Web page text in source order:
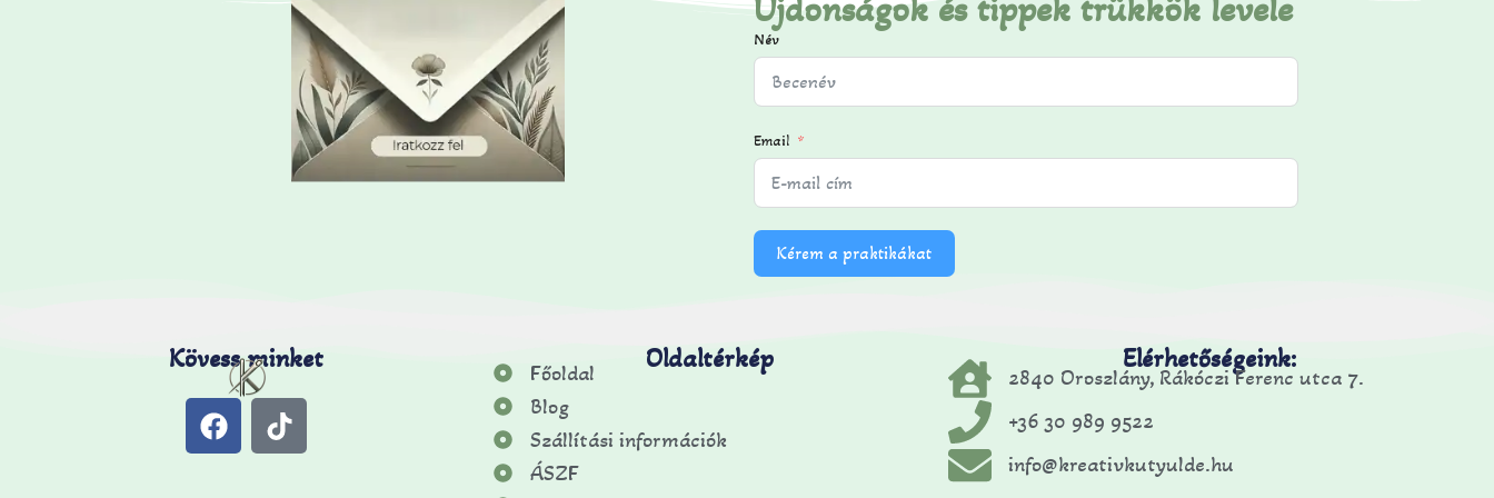
Újdonságok és tippek trükkök levele
Név
Email
Kérem a praktikákat
Kövess minket Oldaltérkép
Főoldal
Blog
Szállítási információk
ÁSZF
Elérhetőségeink:
2840 Oroszlány, Rákóczi Ferenc utca 7.
+36 30 989 9522
info@kreativkutyulde.hu